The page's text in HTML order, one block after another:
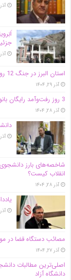
آذر ۲۹,
آذر ۲۹,
استان البرز در جنگ 12 روزه 7 شهید دانشجو تقدیم انقلاب کرد
آذر ۲۹, ۱۴۰۴
3 روز رفت‌وآمد رایگان بانوان در خطوط اتوبوسرانی شهری کرج
آذر ۲۸, ۱۴۰۴
آذر ۲۸,
شاخصه‌های بارز دانشجوی
انقلاب کیست؟
آذر ۲۸, ۱۴۰۴
آذر ۲۷,
مصائب دستگاه قضا در
آذر ۲۷, ۱۴۰۴
اصلی‌ترین مطالبات
دانشگاه آز‌اد